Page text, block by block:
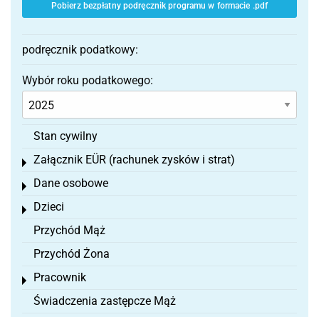
Pobierz bezpłatny podręcznik programu w formacie .pdf
podręcznik podatkowy:
Wybór roku podatkowego:
Stan cywilny
Załącznik EÜR (rachunek zysków i strat)
Toggle menu
Dane osobowe
Toggle menu
Dzieci
Toggle menu
Przychód Mąż
Przychód Żona
Pracownik
Toggle menu
Świadczenia zastępcze Mąż